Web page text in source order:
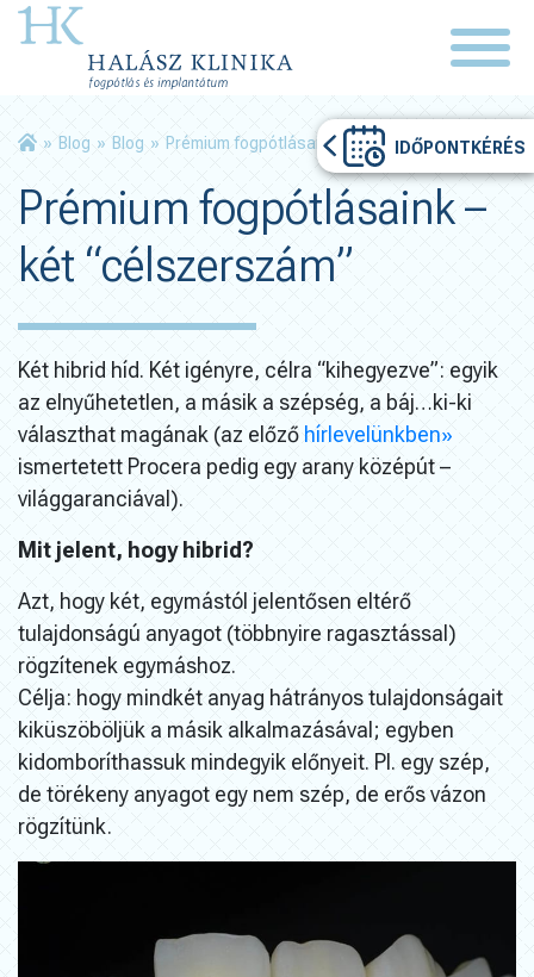
IDŐPONTKÉRÉS
» Blog » Blog » Prémium fogpótlásaink – két “célszerszám”
Prémium fogpótlásaink –
két “célszerszám”
Két hibrid híd. Két igényre, célra “kihegyezve”: egyik
az elnyűhetetlen, a másik a szépség, a báj…ki-ki
választhat magának (az előző hírlevelünkben»
ismertetett Procera pedig egy arany középút –
világgaranciával).
Mit jelent, hogy hibrid?
Azt, hogy két, egymástól jelentősen eltérő
tulajdonságú anyagot (többnyire ragasztással)
rögzítenek egymáshoz.
Célja: hogy mindkét anyag hátrányos tulajdonságait
kiküszöböljük a másik alkalmazásával; egyben
kidomboríthassuk mindegyik előnyeit. Pl. egy szép,
de törékeny anyagot egy nem szép, de erős vázon
rögzítünk.